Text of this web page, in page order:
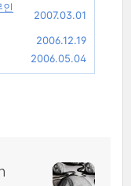
2007.03.01
2006.12.19
2006.05.04